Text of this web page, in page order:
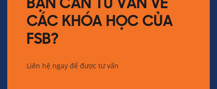
BẠN CẦN TƯ VẤN VỀ
CÁC KHÓA HỌC CỦA
FSB?
Liên hệ ngay để được tư vấn